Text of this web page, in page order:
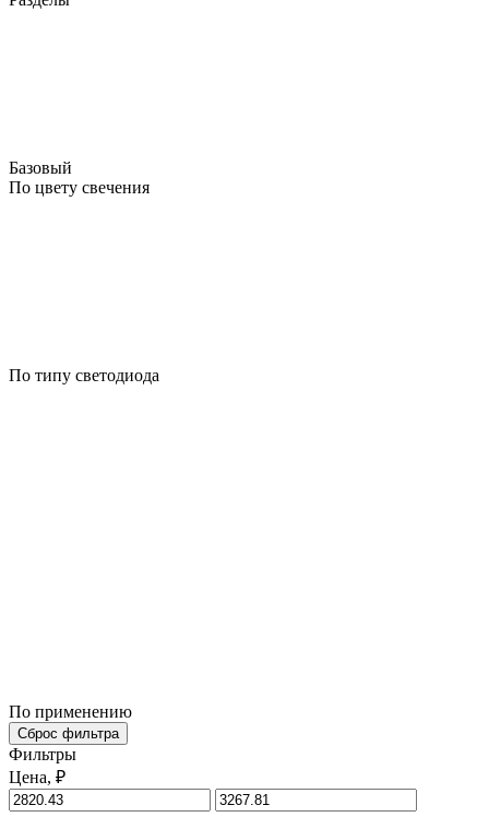
Базовый
По цвету свечения
По типу светодиода
По применению
Сброс фильтра
Фильтры
Цена, ₽